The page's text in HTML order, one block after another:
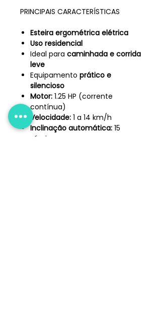
PRINCIPAIS CARACTERÍSTICAS
Esteira ergométrica elétrica
Uso residencial
Ideal para caminhada e corrida
leve
Equipamento prático e
silencioso
Motor: 1.25 HP (corrente
contínua)
Velocidade: 1 a 14 km/h
Inclinação automática: 15
níveis